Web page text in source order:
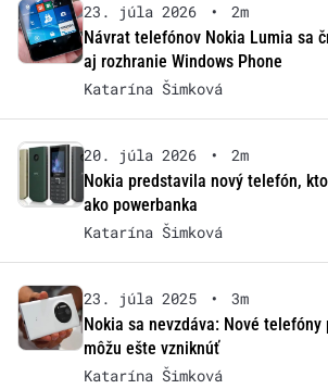
23. júla 2026 •
2m
Návrat telefónov Nokia Lumia sa
aj rozhranie Windows Phone
Katarína Šimková
20. júla 2026 •
2m
Nokia predstavila nový telefón,
ako powerbanka
Katarína Šimková
23. júla 2025 •
3m
Nokia sa nevzdáva: Nové
môžu ešte vzniknúť
Katarína Šimková